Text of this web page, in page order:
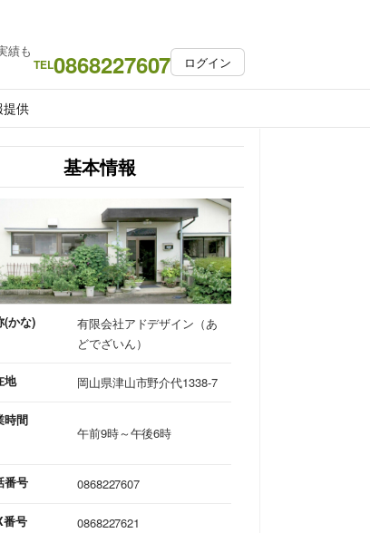
績も
TEL0868227607 ログイン
提供
基本情報
(かな)
有限会社アドデザイン（あ
どでざいん）
地 岡山県津山市野介代1338-7
時間
午前9時～午後6時
番号 0868227607
番号 0868227621